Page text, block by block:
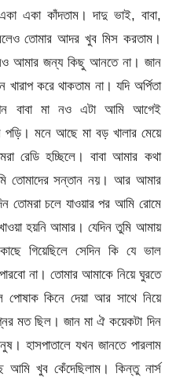
একা কাঁদতাম। দাদু ভাই, বাবা,
তোমার আদর খুব মিস করতাম।
আমার জন্য কিছু আনতে না। জান
করে থাকতাম না। যদি অর্পিতা
বাবা মা নও এটা আমি আগেই
মনে আছে মা বড় খালার মেয়ে
রেডি হচ্ছিলে। বাবা আমার কথা
তোমাদের সন্তান নয়। আর আমার
তোমরা চলে যাওয়ার পর আমি রোমে
হয়নি আমার। যেদিন তুমি আমায়
গিয়েছিলে সেদিন কি যে ভাল
না। তোমার আমাকে নিয়ে ঘুরতে
পোষাক কিনে দেয়া আর সাথে নিয়ে
মত ছিল। জান মা ঐ কয়েকটা দিন
হাসপাতালে যখন জানতে পারলাম
আমি খুব কেঁদেছিলাম। কিন্তু নার্স